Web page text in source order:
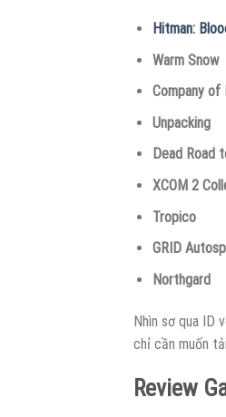
Hitman:
Warm Snow
Company of
Unpacking
Dead Road
XCOM 2
Tropico
GRID
Northgard
Nhìn sơ qua ID
chỉ cần muốn
Review